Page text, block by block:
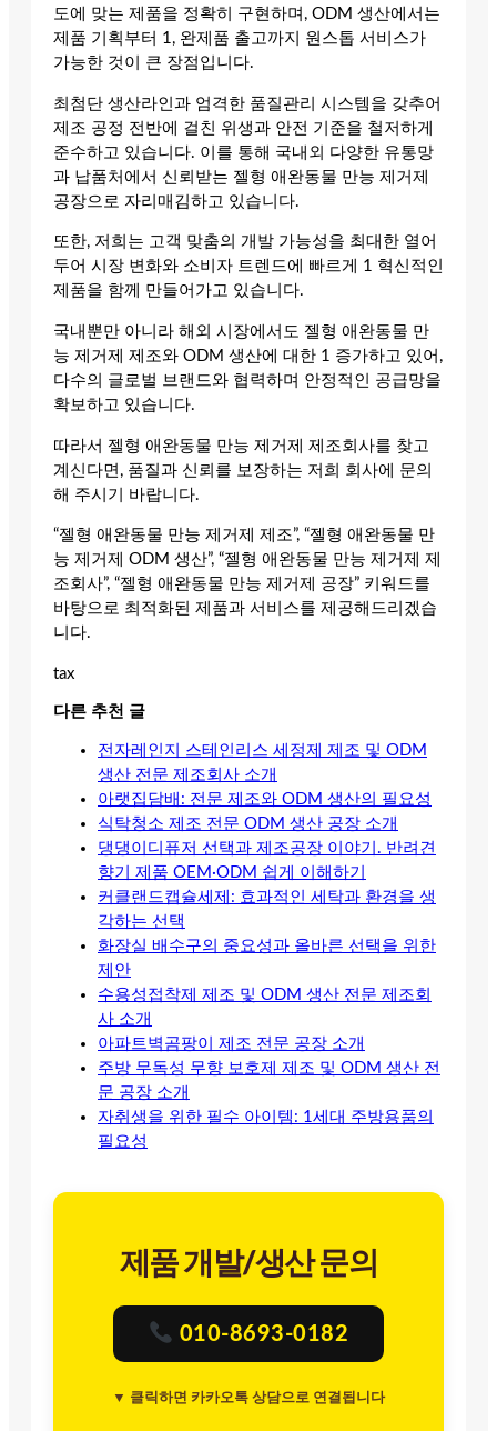
도에 맞는 제품을 정확히 구현하며, ODM 생산에서는
제품 기획부터 1, 완제품 출고까지 원스톱 서비스가
가능한 것이 큰 장점입니다.
최첨단 생산라인과 엄격한 품질관리 시스템을 갖추어
제조 공정 전반에 걸친 위생과 안전 기준을 철저하게
준수하고 있습니다. 이를 통해 국내외 다양한 유통망
과 납품처에서 신뢰받는 젤형 애완동물 만능 제거제
공장으로 자리매김하고 있습니다.
또한, 저희는 고객 맞춤의 개발 가능성을 최대한 열어
두어 시장 변화와 소비자 트렌드에 빠르게 1 혁신적인
제품을 함께 만들어가고 있습니다.
국내뿐만 아니라 해외 시장에서도 젤형 애완동물 만
능 제거제 제조와 ODM 생산에 대한 1 증가하고 있어,
다수의 글로벌 브랜드와 협력하며 안정적인 공급망을
확보하고 있습니다.
따라서 젤형 애완동물 만능 제거제 제조회사를 찾고
계신다면, 품질과 신뢰를 보장하는 저희 회사에 문의
해 주시기 바랍니다.
“젤형 애완동물 만능 제거제 제조”, “젤형 애완동물 만
능 제거제 ODM 생산”, “젤형 애완동물 만능 제거제 제
조회사”, “젤형 애완동물 만능 제거제 공장” 키워드를
바탕으로 최적화된 제품과 서비스를 제공해드리겠습
니다.
tax
다른 추천 글
전자레인지 스테인리스 세정제 제조 및 ODM
생산 전문 제조회사 소개
아랫집담배: 전문 제조와 ODM 생산의 필요성
식탁청소 제조 전문 ODM 생산 공장 소개
댕댕이디퓨저 선택과 제조공장 이야기. 반려견
향기 제품 OEM·ODM 쉽게 이해하기
커클랜드캡슐세제: 효과적인 세탁과 환경을 생
각하는 선택
화장실 배수구의 중요성과 올바른 선택을 위한
제안
수용성접착제 제조 및 ODM 생산 전문 제조회
사 소개
아파트벽곰팡이 제조 전문 공장 소개
주방 무독성 무향 보호제 제조 및 ODM 생산 전
문 공장 소개
자취생을 위한 필수 아이템: 1세대 주방용품의
필요성
제품 개발/생산 문의
010-8693-0182
▼ 클릭하면 카카오톡 상담으로 연결됩니다